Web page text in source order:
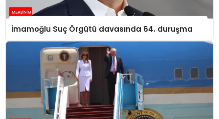
İmamoğlu Suç Örgütü davasında 64. duruşma